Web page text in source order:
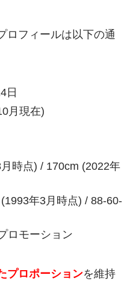
ロフィールは以下の通
日
月現在)
時点) / 170cm (2022年
年3月時点) / 88-60-
ロモーション
プロポーションを維持